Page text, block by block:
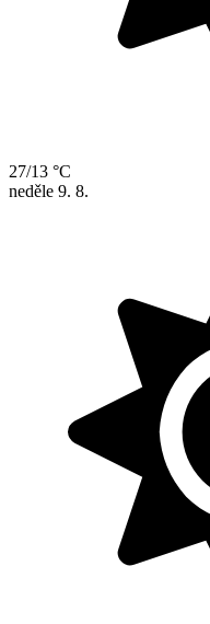
27/13 °C
neděle 9. 8.